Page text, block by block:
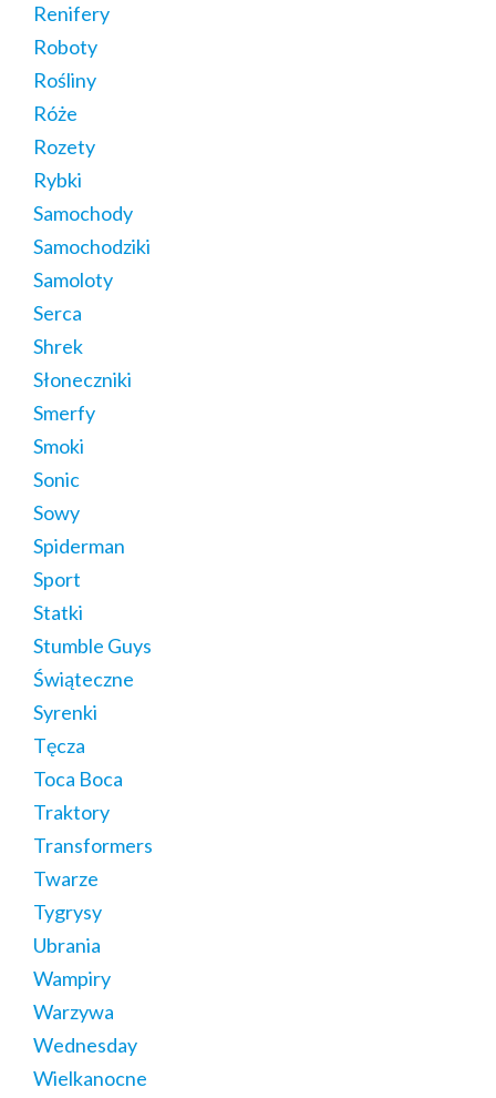
Renifery
Roboty
Rośliny
Róże
Rozety
Rybki
Samochody
Samochodziki
Samoloty
Serca
Shrek
Słoneczniki
Smerfy
Smoki
Sonic
Sowy
Spiderman
Sport
Statki
Stumble Guys
Świąteczne
Syrenki
Tęcza
Toca Boca
Traktory
Transformers
Twarze
Tygrysy
Ubrania
Wampiry
Warzywa
Wednesday
Wielkanocne